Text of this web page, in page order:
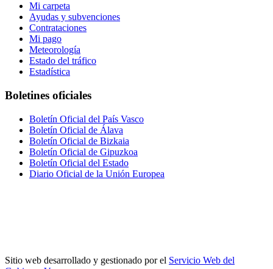
Mi carpeta
Ayudas y subvenciones
Contrataciones
Mi pago
Meteorología
Estado del tráfico
Estadística
Boletines oficiales
Boletín Oficial del País Vasco
Boletín Oficial de Álava
Boletín Oficial de Bizkaia
Boletín Oficial de Gipuzkoa
Boletín Oficial del Estado
Diario Oficial de la Unión Europea
Sitio web desarrollado y gestionado por el Servicio Web del